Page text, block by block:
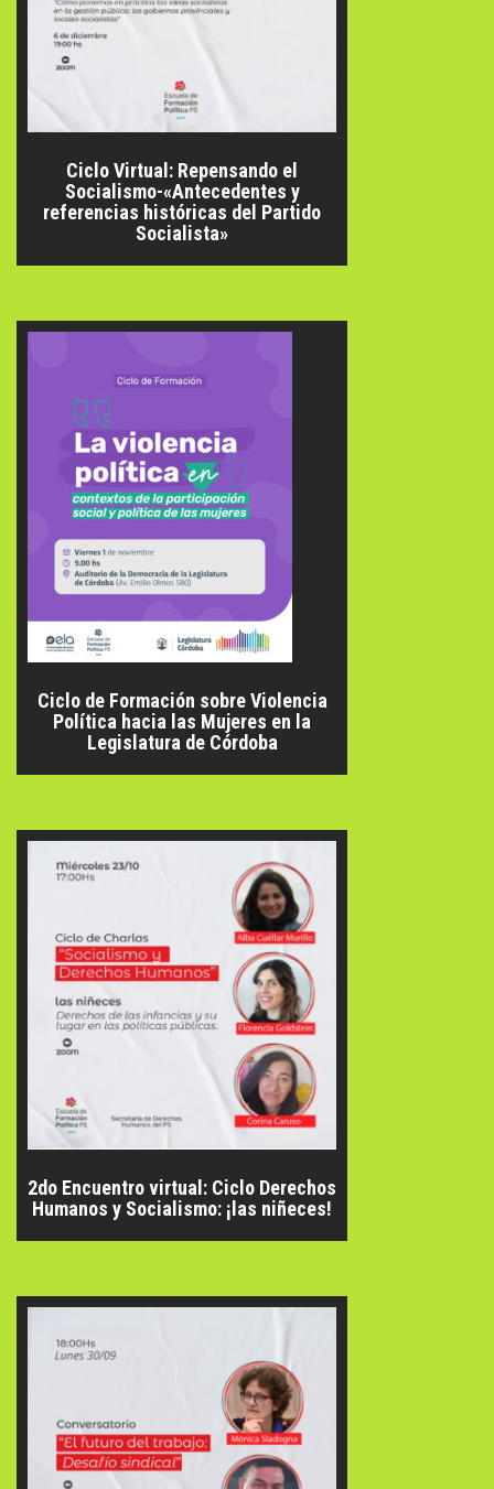
Ciclo Virtual: Repensando el
Socialismo-«Antecedentes y
referencias históricas del Partido
Socialista»
Ciclo de Formación sobre Violencia
Política hacia las Mujeres en la
Legislatura de Córdoba
2do Encuentro virtual: Ciclo Derechos
Humanos y Socialismo: ¡las niñeces!